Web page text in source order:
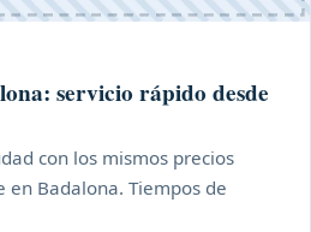
servicio rápido desde
con los mismos precios
en Badalona. Tiempos de